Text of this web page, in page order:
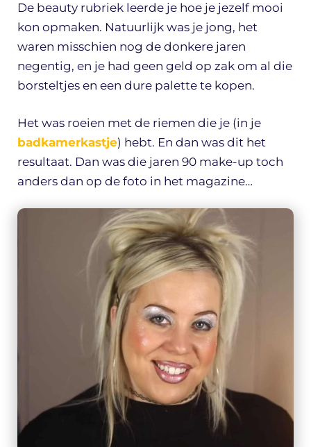
De beauty rubriek leerde je hoe je jezelf mooi
kon opmaken. Natuurlijk was je jong, het
waren misschien nog de donkere jaren
negentig, en je had geen geld op zak om al die
borsteltjes en een dure palette te kopen.
Het was roeien met de riemen die je (in je
badkamerkastje) hebt. En dan was dit het
resultaat. Dan was die jaren 90 make-up toch
anders dan op de foto in het magazine…